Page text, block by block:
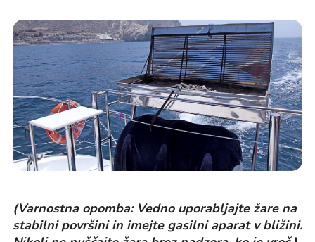
(Varnostna opomba: Vedno uporabljajte žare na
stabilni površini in imejte gasilni aparat v bližini.